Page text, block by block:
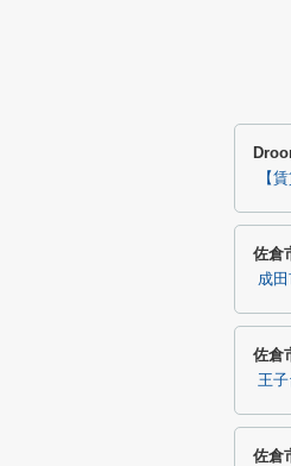
【
佐倉
成
佐倉
王子
佐倉